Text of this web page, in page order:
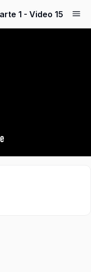
1 - Video 15